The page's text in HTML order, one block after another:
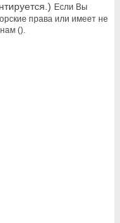
Если Вы
права или имеет не
().